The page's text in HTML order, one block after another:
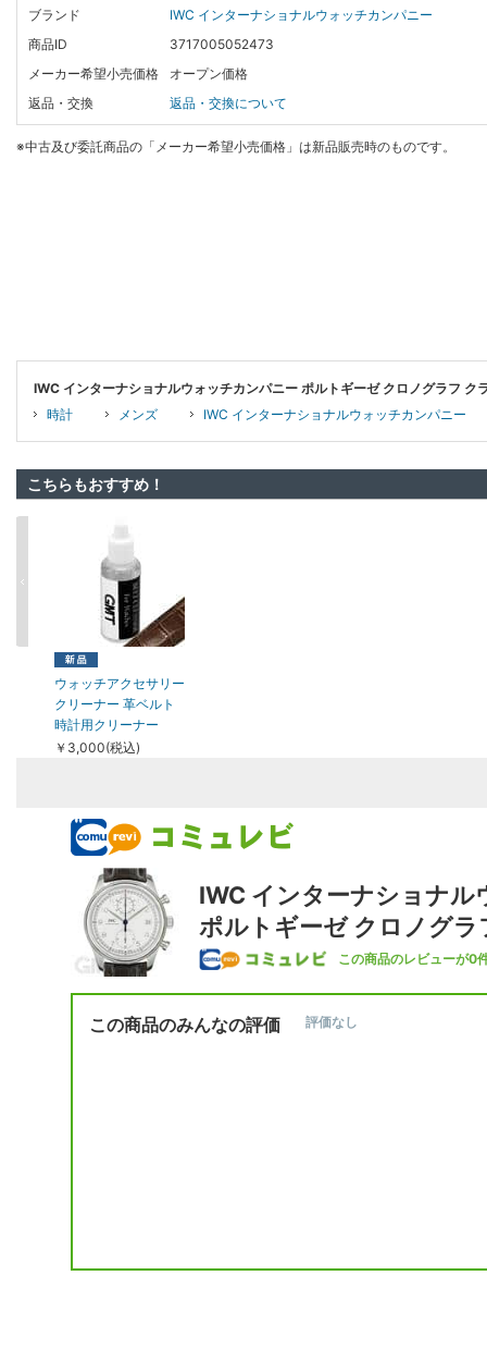
ブランド
IWC インターナショナルウォッチカンパニー
商品ID
3717005052473
メーカー希望小売価格
オープン価格
返品・交換
返品・交換について
※中古及び委託商品の「メーカー希望小売価格」は新品販売時のものです。
IWC インターナショナルウォッチカンパニー ポルトギーゼ クロノグラフ
時計
メンズ IWC インターナショナルウォッチカンパニー
こちらもおすすめ！
ウォッチアクセサリー
クリーナー 革ベルト
時計用クリーナー
￥3,000(税込)
IWC インターナショナ
ポルトギーゼ クロノグ
この商品のレビューが0
この商品のみんなの評価 評価なし